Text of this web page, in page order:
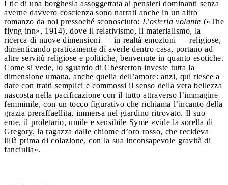
I tic di una borghesia assoggettata ai pensieri dominanti senza
averne davvero coscienza sono narrati anche in un altro
romanzo da noi pressoché sconosciuto: L’osteria volante («The
flyng inn», 1914), dove il relativismo, il materialismo, la
ricerca di nuove dimensioni — in realtà emozioni — religiose,
dimenticando praticamente di averle dentro casa, portano ad
altre servitù religiose e politiche, benvenute in quanto esotiche.
Come si vede, lo sguardo di Chesterton investe tutta la
dimensione umana, anche quella dell’amore: anzi, qui riesce a
dare con tratti semplici e commossi il senso della vera bellezza
nascosta nella pacificazione con il tutto attraverso l’immagine
femminile, con un tocco figurativo che richiama l’incanto della
grazia preraffaellita, immersa nel giardino ritrovato. Il suo
eroe, il proletario, umile e sensibile Syme «vide la sorella di
Gregory, la ragazza dalle chiome d’oro rosso, che recideva
lillà prima di colazione, con la sua inconsapevole gravità di
fanciulla».